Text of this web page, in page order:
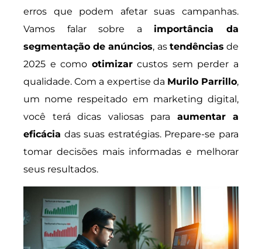
erros que podem afetar suas campanhas.
Vamos falar sobre aimportância da
segmentação de anúncios, as tendências de
2025 e como otimizarcustos sem perder a
qualidade. Com a expertise da Murilo Parrillo,
um nome respeitado em marketing digital,
você terá dicas valiosas para aumentar a
eficácia das suas estratégias. Prepare-se para
tomar decisões mais informadas e melhorar
seus resultados.